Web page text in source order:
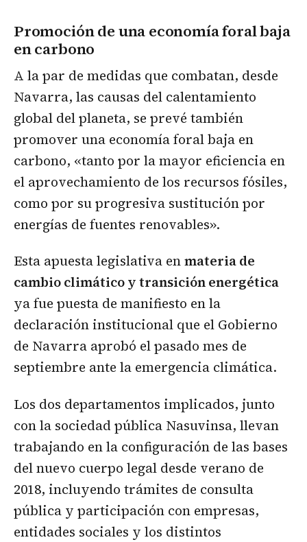
Promoción de una economía foral baja
en carbono
A la par de medidas que combatan, desde
Navarra, las causas del calentamiento
global del planeta, se prevé también
promover una economía foral baja en
carbono, «tanto por la mayor eficiencia en
el aprovechamiento de los recursos fósiles,
como por su progresiva sustitución por
energías de fuentes renovables».
Esta apuesta legislativa enmateria de
cambio climático y transición energética
ya fue puesta de manifiesto en la
declaración institucional que el Gobierno
de Navarra aprobó el pasado mes de
septiembre ante la emergencia climática.
Los dos departamentos implicados, junto
con la sociedad pública Nasuvinsa, llevan
trabajando en la configuración de las bases
del nuevo cuerpo legal desde verano de
2018, incluyendo trámites de consulta
pública y participación con empresas,
entidades sociales y los distintos